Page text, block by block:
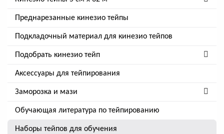
Преднарезанные кинезио тейпы
Подкладочный материал для кинезио тейпов
Подобрать кинезио тейп
Аксессуары для тейпирования
Заморозка и мази
Обучающая литература по тейпированию
Наборы тейпов для обучения